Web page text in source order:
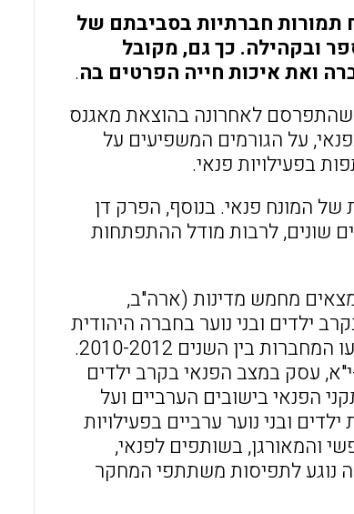
תמורות חברתיות בסביבתם של
ובקהילה. כך גם, מקובל
ואת איכות חייה הפרטים בה.
שהתפרסם לאחרונה בהוצאת מאגנס
התנהגויות בפנאי, על הגורמים המשפיעים על
בפעילויות פנאי.
המונח פנאי. בנוסף, הפרק דן
שונים, לרבות מודל ההתפתחות
מחמש מדינות (ארה"ב,
ילדים ובני נוער בחברה היהודית
והערבית בישראל. חלק מיוחד בפרק זה מוקדש למחקר ארצי מקיף, שביצעו המחברות בין השנים 2010-2012.
ו'-ח' ו2977 ילדים כיתות ט'-י"א, עסק במצב הפנאי בקרב ילדים
הפנאי בישובים הערביים ועל
ובני נוער ערביים בפעילויות
והמאורגן, בשותפים לפנאי,
נוגע לתפיסות משתתפי המחקר